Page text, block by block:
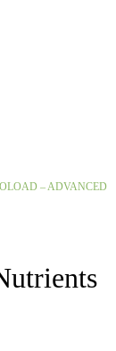
– ADVANCED